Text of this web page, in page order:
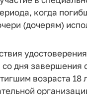
когда
(дочерям)
дня завершения
возраста 18